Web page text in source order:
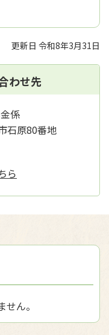
更新日 令和8年3月31日
わせ先
係
石原80番地
ら
ん。